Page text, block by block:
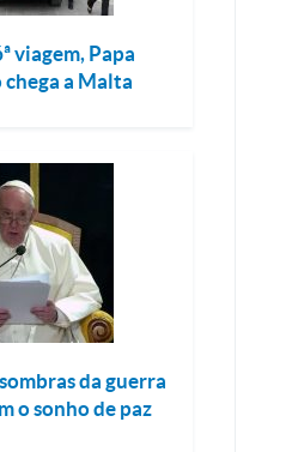
viagem, Papa
chega a Malta
da guerra
o sonho de paz